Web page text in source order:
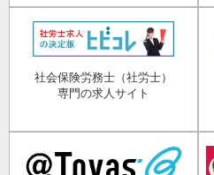
社会保険労務士（社労士）
専門の求人サイト